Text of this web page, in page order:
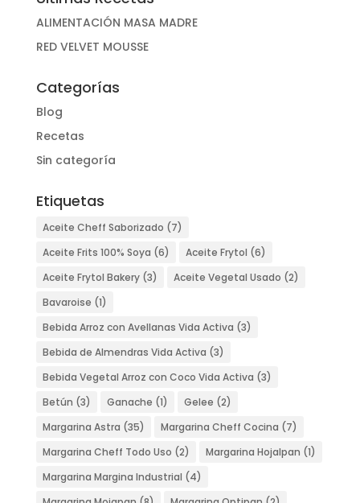
ALIMENTACIÓN MASA MADRE
RED VELVET MOUSSE
Categorías
Blog
Recetas
Sin categoría
Etiquetas
Aceite Cheff Saborizado (7)
Aceite Frits 100% Soya (6) Aceite Frytol (6)
Aceite Frytol Bakery(3) Aceite Vegetal Usado (2)
Bavaroise (1)
Bebida Arroz con Avellanas Vida Activa (3)
Bebida de Almendras Vida Activa (3)
Bebida Vegetal Arroz con Coco Vida Activa (3)
Betún (3) Ganache (1) Gelee (2)
Margarina Astra (35) Margarina Cheff Cocina (7)
Margarina Cheff Todo Uso (2) Margarina Hojalpan (1)
Margarina Margina Industrial (4)